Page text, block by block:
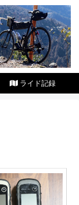
ライド記録